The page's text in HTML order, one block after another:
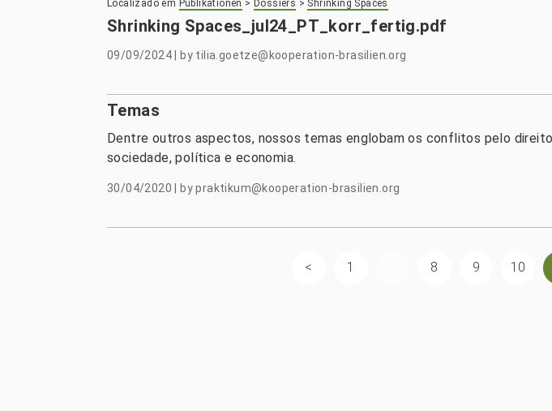
Localizado em Publikationen >Dossiers > Shrinking Spaces
Shrinking Spaces_jul24_PT_korr_fertig.pdf
09/09/2024|by tilia.goetze@kooperation-brasilien.org
Temas
Dentre outros aspectos, nossos temas englobam os conflitos pelo
sociedade, política e economia.
30/04/2020|bypraktikum@kooperation-brasilien.org
1 8 9 10